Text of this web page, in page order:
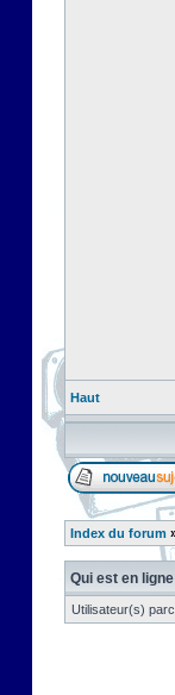
Haut
Index du forum
Qui est en
Utilisateur(s)